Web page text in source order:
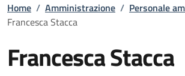
Home / Amministrazione / Personale
Francesca Stacca
Francesca Stacca